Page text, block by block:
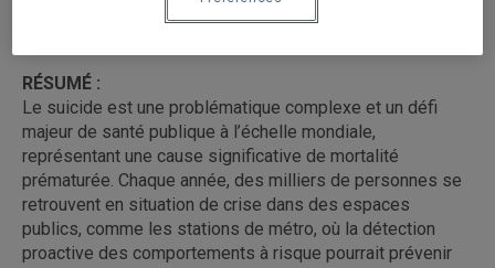
RÉSUMÉ :
Le suicide est une problématique complexe et un défi
majeur de santé publique à l’échelle mondiale,
représentant une cause significative de mortalité
prématurée. Chaque année, des milliers de personnes se
retrouvent en situation de crise dans des espaces
publics, comme les stations de métro, où la détection
proactive des comportements à risque pourrait prévenir